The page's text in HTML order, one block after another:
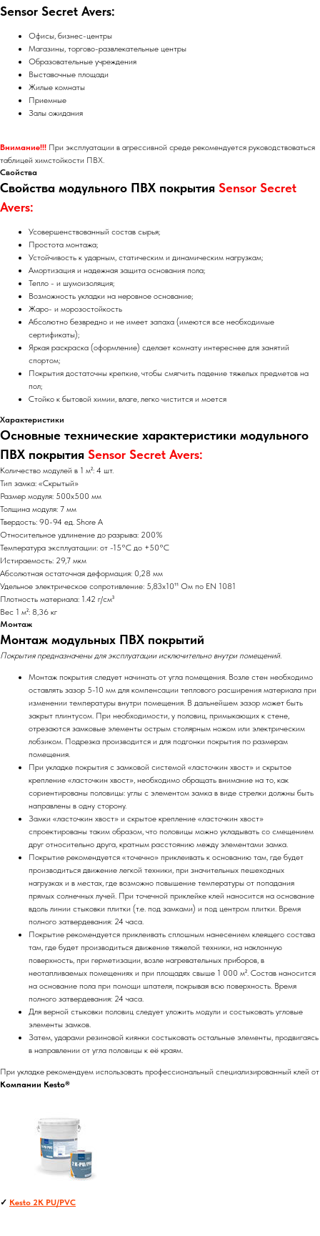
Sensor Secret Avers:
Офисы, бизнес-центры
Магазины, торгово-развлекательные центры
Образовательные учреждения
Выставочные площади
Жилые комнаты
Приемные
Залы ожидания
Внимание!!! При эксплуатации в агрессивной среде рекомендуется руководствоваться
таблицей химстойкости ПВХ.
Свойства
Свойства модульного ПВХ покрытия Sensor Secret
Avers:
Усовершенствованный состав сырья;
Простота монтажа;
Устойчивость к ударным, статическим и динамическим нагрузкам;
Амортизация и надежная защита основания пола;
Тепло - и шумоизоляция;
Возможность укладки на неровное основание;
Жаро- и морозостойкость
Абсолютно безвредно и не имеет запаха (имеются все необходимые
сертификаты);
Яркая раскраска (оформление) сделает комнату интереснее для занятий
спортом;
Покрытия достаточны крепкие, чтобы смягчить падение тяжелых предметов на
пол;
Стойко к бытовой химии, влаге, легко чистится и моется
Характеристики
Основные технические характеристики модульного
ПВХ покрытия Sensor Secret Avers:
Количество модулей в 1 м²: 4 шт.
Тип замка: «Скрытый»
Размер модуля: 500х500 мм
Толщина модуля: 7 мм
Твердость: 90-94 ед. Shore A
Относительное удлинение до разрыва: 200%
Температура эксплуатации: от -15°С до +50°С
Истираемость: 29,7 мкм
Абсолютная остаточная деформация: 0,28 мм
Удельное электрическое сопротивление: 5,83х10¹¹ Ом по EN 1081
Плотность материала: 1.42 г/см³
Вес 1 м²: 8,36 кг
Монтаж
Монтаж модульных ПВХ покрытий
Покрытия предназначены для эксплуатации исключительно внутри помещений.
Монтаж покрытия следует начинать от угла помещения. Возле стен необходимо
оставлять зазор 5-10 мм для компенсации теплового расширения материала при
изменении температуры внутри помещения. В дальнейшем зазор может быть
закрыт плинтусом. При необходимости, у половиц, примыкающих к стене,
отрезаются замковые элементы острым столярным ножом или электрическим
лобзиком. Подрезка производится и для подгонки покрытия по размерам
помещения.
При укладке покрытия с замковой системой «ласточкин хвост» и скрытое
крепление «ласточкин хвост», необходимо обращать внимание на то, как
сориентированы половицы: углы с элементом замка в виде стрелки должны быть
направлены в одну сторону.
Замки «ласточкин хвост» и скрытое крепление «ласточкин хвост»
спроектированы таким образом, что половицы можно укладывать со смещением
друг относительно друга, кратным расстоянию между элементами замка.
Покрытие рекомендуется «точечно» приклеивать к основанию там, где будет
производиться движение легкой техники, при значительных пешеходных
нагрузках и в местах, где возможно повышение температуры от попадания
прямых солнечных лучей. При точечной приклейке клей наносится на основание
вдоль линии стыковки плитки (т.е. под замками) и под центром плитки. Время
полного затвердевания: 24 часа.
Покрытие рекомендуется приклеивать сплошным нанесением клеящего состава
там, где будет производиться движение тяжелой техники, на наклонную
поверхность, при герметизации, возле нагревательных приборов, в
неотапливаемых помещениях и при площадях свыше 1 000 м². Состав наносится
на основание пола при помощи шпателя, покрывая всю поверхность. Время
полного затвердевания: 24 часа.
Для верной стыковки половиц следует уложить модули и состыковать угловые
элементы замков.
Затем, ударами резиновой киянки состыковать остальные элементы, продвигаясь
в направлении от угла половицы к её краям.
При укладке рекомендуем использовать профессиональный специализированный клей от
Компании Kesto®
✓ Kesto 2K PU/PVC